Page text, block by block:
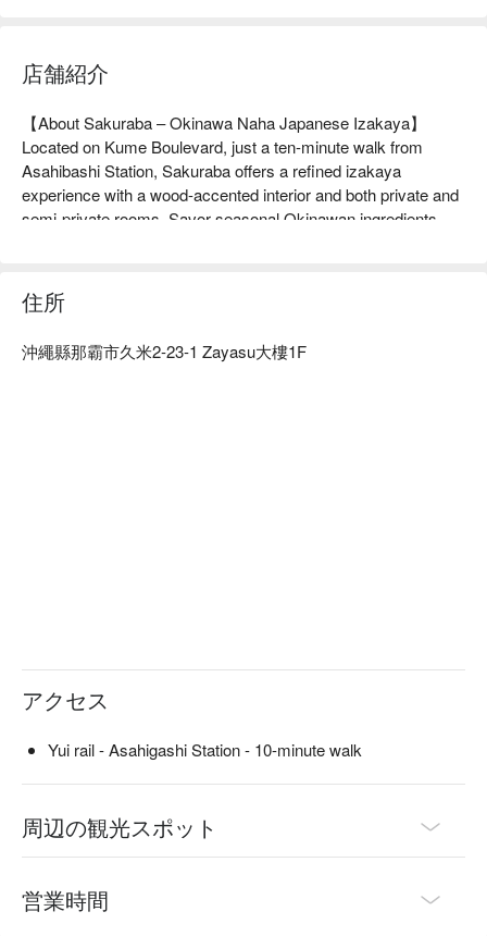
店舗紹介
【About Sakuraba – Okinawa Naha Japanese Izakaya】
Located on Kume Boulevard, just a ten-minute walk from
Asahibashi Station, Sakuraba offers a refined izakaya
experience with a wood-accented interior and both private and
semi-private rooms. Savor seasonal Okinawan ingredients
【Signature Dishes】
Sakura Course｜A curated selection of seasonal sashimi,
flavor
住所
沖繩縣那霸市久米2-23-1 Zayasu大樓1F
アクセス
Yui rail - Asahigashi Station - 10-minute walk
周辺の観光スポット
営業時間